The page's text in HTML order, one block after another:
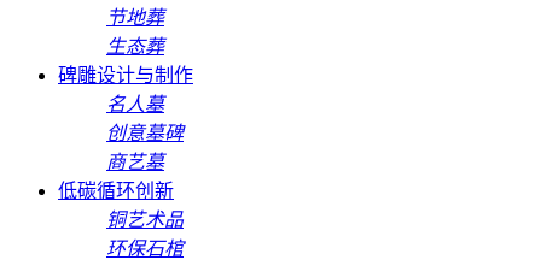
节地葬
生态葬
碑雕设计与制作
名人墓
创意墓碑
商艺墓
低碳循环创新
铜艺术品
环保石棺